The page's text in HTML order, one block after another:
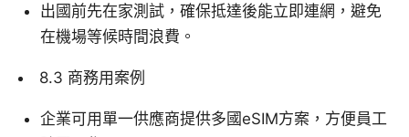
出國前先在家測試，確保抵達後能立即連網，避免
在機場等候時間浪費。
8.3 商務用案例
企業可用單一供應商提供多國eSIM方案，方便員工